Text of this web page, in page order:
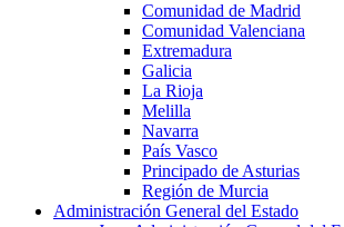
Comunidad de Madrid
Comunidad Valenciana
Extremadura
Galicia
La Rioja
Melilla
Navarra
País Vasco
Principado de Asturias
Región de Murcia
Administración General del Estado